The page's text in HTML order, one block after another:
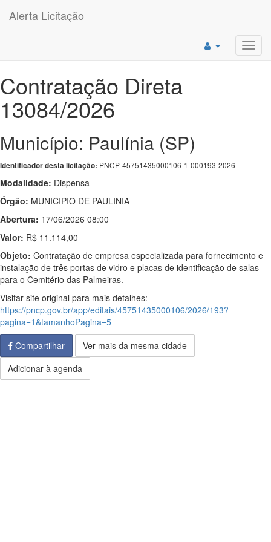
Alerta Licitação
Contratação Direta
13084/2026
Município: Paulínia (SP)
Identificador desta licitação: PNCP-45751435000106-1-000193-2026
Modalidade: Dispensa
Órgão: MUNICIPIO DE PAULINIA
Abertura: 17/06/2026 08:00
Valor: R$ 11.114,00
Objeto: Contratação de empresa especializada para fornecimento e
instalação de três portas de vidro e placas de identificação de salas
para o Cemitério das Palmeiras.
Visitar site original para mais detalhes:
https://pncp.gov.br/app/editais/45751435000106/2026/193?
pagina=1&tamanhoPagina=5
Compartilhar
Ver mais da mesma cidade
Adicionar à agenda